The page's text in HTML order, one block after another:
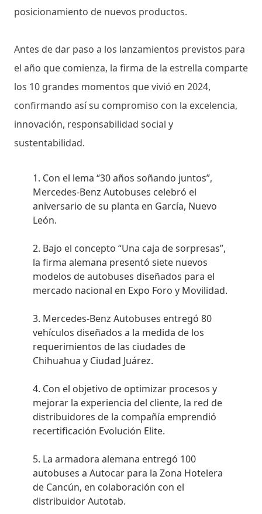
posicionamiento de nuevos productos.
Antes de dar paso a los lanzamientos previstos para
el año que comienza, la firma de la estrella comparte
los 10 grandes momentos que vivió en 2024,
confirmando así su compromiso con la excelencia,
innovación, responsabilidad social y
sustentabilidad.
Con el lema “30 años soñando juntos”,
Mercedes-Benz Autobuses celebró el
aniversario de su planta en García, Nuevo
León.
Bajo el concepto “Una caja de sorpresas”,
la firma alemana presentó siete nuevos
modelos de autobuses diseñados para el
mercado nacional en Expo Foro y Movilidad.
Mercedes-Benz Autobuses entregó 80
vehículos diseñados a la medida de los
requerimientos de las ciudades de
Chihuahua y Ciudad Juárez.
Con el objetivo de optimizar procesos y
mejorar la experiencia del cliente, la red de
distribuidores de la compañía emprendió
recertificación Evolución Elite.
La armadora alemana entregó 100
autobuses a Autocar para la Zona Hotelera
de Cancún, en colaboración con el
distribuidor Autotab.